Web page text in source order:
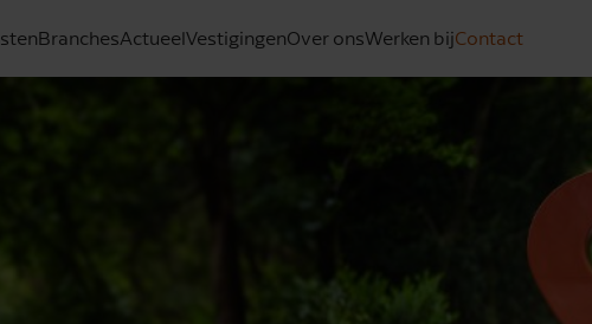
BranchesActueelVestigingenOver onsWerken bijContact